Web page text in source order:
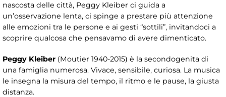
nascosta delle città, Peggy Kleiber ci guida a
un’osservazione lenta, ci spinge a prestare più attenzione
alle emozioni tra le persone e ai gesti “sottili”, invitandoci a
scoprire qualcosa che pensavamo di avere dimenticato.
Peggy Kleiber (Moutier 1940-2015) è la secondogenita di
una famiglia numerosa. Vivace, sensibile, curiosa. La musica
le insegna la misura del tempo, il ritmo e le pause, la giusta
distanza.